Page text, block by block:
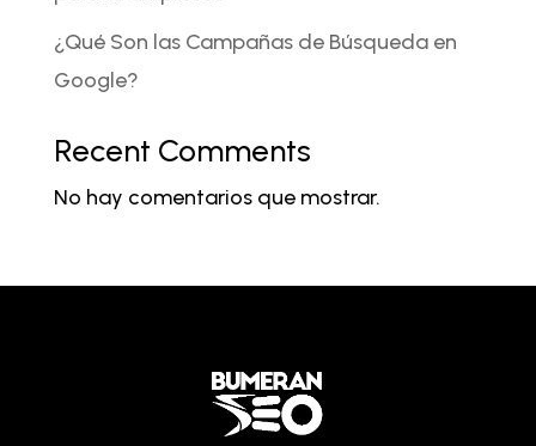
¿Qué Son las Campañas de Búsqueda en
Google?
Recent Comments
No hay comentarios que mostrar.